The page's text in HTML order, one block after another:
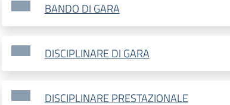
BANDO DI GARA
DISCIPLINARE DI GARA
DISCIPLINARE PRESTAZIONALE